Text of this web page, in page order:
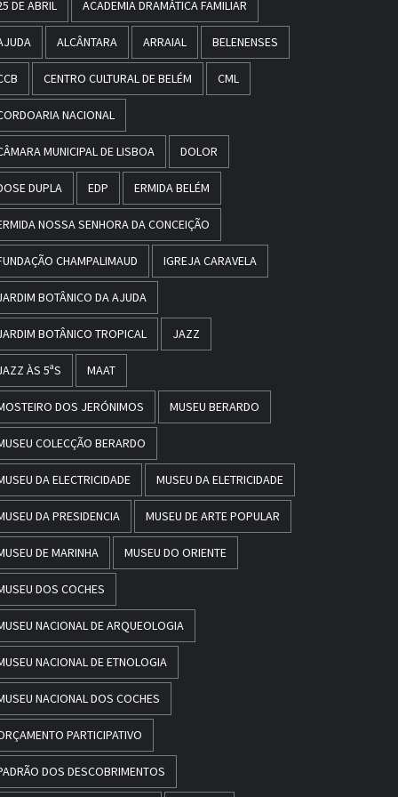
DE ABRIL ACADEMIA DRAMÁTICA FAMILIAR
ALCÂNTARA ARRAIAL BELENENSES
CENTRO CULTURAL DE BELÉM CML
NACIONAL
MUNICIPAL DE LISBOA DOLOR
DUPLA EDP ERMIDA BELÉM
NOSSA SENHORA DA CONCEIÇÃO
CHAMPALIMAUD IGREJA CARAVELA
BOTÂNICO DA AJUDA
BOTÂNICO TROPICAL JAZZ
ÀS 5ªS MAAT
DOS JERÓNIMOS MUSEU BERARDO
COLECÇÃO BERARDO
DA ELECTRICIDADE MUSEU DA ELETRICIDADE
DA PRESIDENCIA MUSEU DE ARTE POPULAR
DE MARINHA MUSEU DO ORIENTE
DOS COCHES
NACIONAL DE ARQUEOLOGIA
NACIONAL DE ETNOLOGIA
NACIONAL DOS COCHES
PARTICIPATIVO
DOS DESCOBRIMENTOS